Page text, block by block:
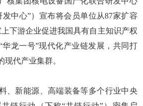
发中心”）宣布将会员单位从87家扩容
上下游企业促进我国具有自主知识产权
龙一号”现代化产业链发展，共同打
现代产业集群。
新能源、高端装备等多个行业中央